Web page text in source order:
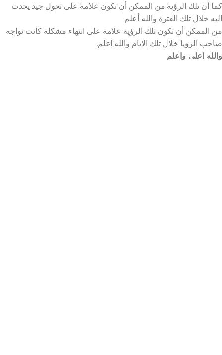
كما أن تلك الرؤية من الممكن أن تكون علامة على تحول جيد يحدث
اليه خلال تلك الفترة والله أعلم
من الممكن أن تكون تلك الرؤية علامة على انتهاء مشكلة كانت تواجه
صاحب الرؤيا خلال تلك الايام والله اعلم.
والله اعلى واعلم